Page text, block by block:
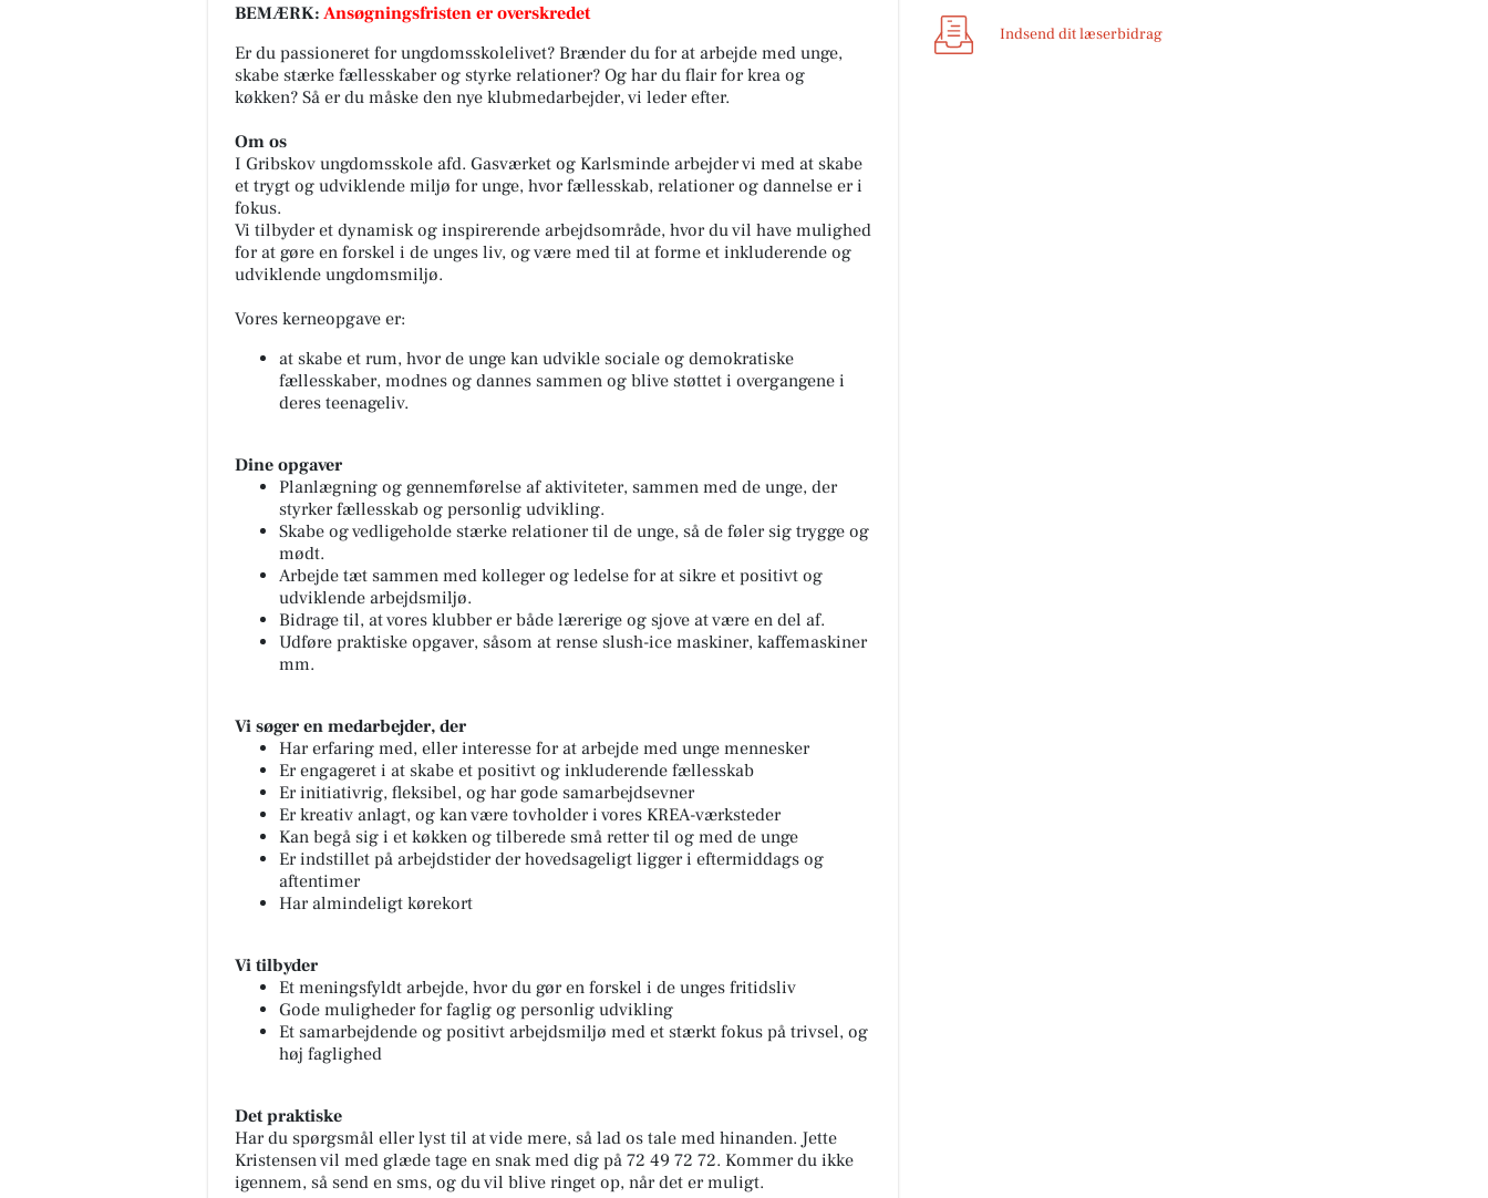
BEMÆRK: Ansøgningsfristen er overskredet
Er du passioneret for ungdomsskolelivet? Brænder du for at arbejde med unge,
skabe stærke fællesskaber og styrke relationer? Og har du flair for krea og
køkken? Så er du måske den nye klubmedarbejder, vi leder efter.
Om os
I Gribskov ungdomsskole afd. Gasværket og Karlsminde arbejder vi med at skabe
et trygt og udviklende miljø for unge, hvor fællesskab, relationer og dannelse er i
fokus.
Vi tilbyder et dynamisk og inspirerende arbejdsområde, hvor du vil have mulighed
for at gøre en forskel i de unges liv, og være med til at forme et inkluderende og
udviklende ungdomsmiljø.
Vores kerneopgave er:
at skabe et rum, hvor de unge kan udvikle sociale og demokratiske
fællesskaber, modnes og dannes sammen og blive støttet i overgangene i
deres teenageliv.
Dine opgaver
Planlægning og gennemførelse af aktiviteter, sammen med de unge, der
styrker fællesskab og personlig udvikling.
Skabe og vedligeholde stærke relationer til de unge, så de føler sig trygge og
mødt.
Arbejde tæt sammen med kolleger og ledelse for at sikre et positivt og
udviklende arbejdsmiljø.
Bidrage til, at vores klubber er både lærerige og sjove at være en del af.
Udføre praktiske opgaver, såsom at rense slush-ice maskiner, kaffemaskiner
mm.
Vi søger en medarbejder, der
Har erfaring med, eller interesse for at arbejde med unge mennesker
Er engageret i at skabe et positivt og inkluderende fællesskab
Er initiativrig, fleksibel, og har gode samarbejdsevner
Er kreativ anlagt, og kan være tovholder i vores KREA-værksteder
Kan begå sig i et køkken og tilberede små retter til og med de unge
Er indstillet på arbejdstider der hovedsageligt ligger i eftermiddags og
aftentimer
Har almindeligt kørekort
Vi tilbyder
Et meningsfyldt arbejde, hvor du gør en forskel i de unges fritidsliv
Gode muligheder for faglig og personlig udvikling
Et samarbejdende og positivt arbejdsmiljø med et stærkt fokus på trivsel, og
høj faglighed
Det praktiske
Har du spørgsmål eller lyst til at vide mere, så lad os tale med hinanden. Jette
Kristensen vil med glæde tage en snak med dig på 72 49 72 72. Kommer du ikke
igennem, så send en sms, og du vil blive ringet op, når det er muligt.
Indsend dit læserbidrag